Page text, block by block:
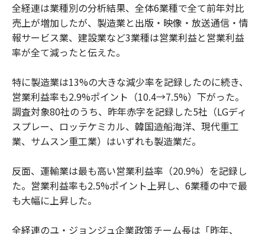
全経連は業種別の分析結果、全体6業種で全て前年対比
売上が増加したが、製造業と出版・映像・放送通信・情
報サービス業、建設業など3業種は営業利益と営業利益
率が全て減ったと伝えた。
特に製造業は13%の大きな減少率を記録したのに続き、
営業利益率も2.9%ポイント（10.4→7.5%）下がった。
調査対象80社のうち、昨年赤字を記録した5社（LGディ
スプレー、ロッテケミカル、韓国造船海洋、現代重工
業、サムスン重工業）はいずれも製造業だ。
反面、運輸業は最も高い営業利益率（20.9%）を記録し
た。営業利益率も2.5%ポイント上昇し、6業種の中で最
も大幅に上昇した。
全経連のユ・ジョンジュ企業政策チーム長は「昨年、